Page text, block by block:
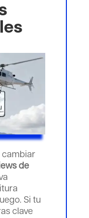
cambiar
de
Si tu
clave